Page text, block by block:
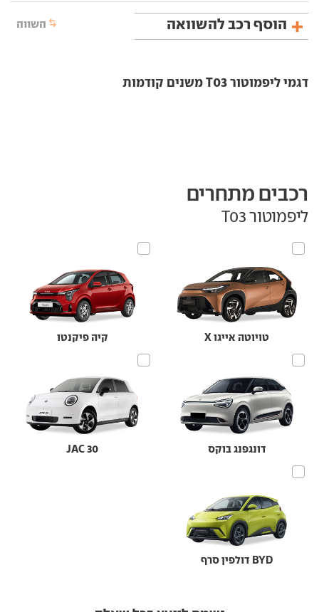
הוסף רכב להשוואה השווה
דגמי ליפמוטור T03 משנים קודמות
רכבים מתחרים
ליפמוטור T03
טויוטה אייגו X קיה פיקנטו
דונגפנג בוקס JAC 30
BYD דולפין סרף